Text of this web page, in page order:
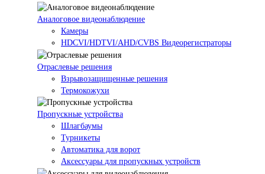
Аналоговое видеонаблюдение
Камеры
HDCVI/HDTVI/AHD/CVBS Видеорегистраторы
Отраслевые решения
Взрывозащищенные решения
Термокожухи
Пропускные устройства
Шлагбаумы
Турникеты
Автоматика для ворот
Аксессуары для пропускных устройств